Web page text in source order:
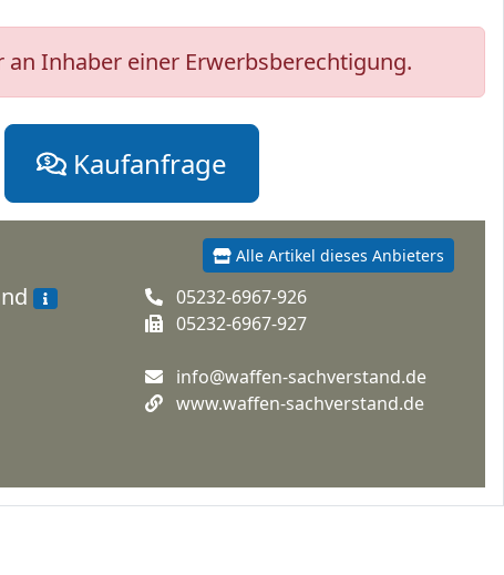
an Inhaber einer Erwerbsberechtigung.
Kaufanfrage
Alle Artikel dieses Anbieters
05232-6967-926
05232-6967-927
info@waffen-sachverstand.de
www.waffen-sachverstand.de